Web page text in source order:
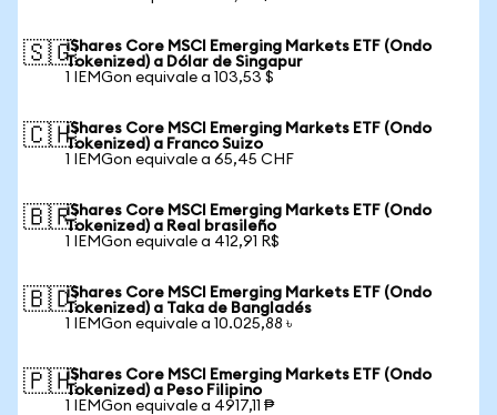
🇸🇬iShares Core MSCI Emerging Markets ETF (Ondo
Tokenized) a Dólar de Singapur
1 IEMGon equivale a 103,53 $
🇨🇭iShares Core MSCI Emerging Markets ETF (Ondo
Tokenized) a Franco Suizo
1 IEMGon equivale a 65,45 CHF
🇧🇷iShares Core MSCI Emerging Markets ETF (Ondo
Tokenized) a Real brasileño
1 IEMGon equivale a 412,91 R$
🇧🇩iShares Core MSCI Emerging Markets ETF (Ondo
Tokenized) a Taka de Bangladés
1 IEMGon equivale a 10.025,88 ৳
🇵🇭iShares Core MSCI Emerging Markets ETF (Ondo
Tokenized) a Peso Filipino
1 IEMGon equivale a 4917,11 ₱